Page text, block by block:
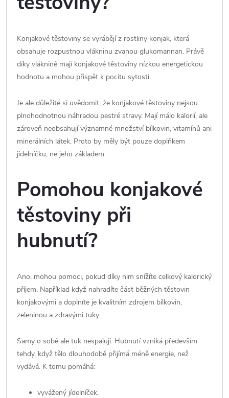
Konjakové těstoviny se vyrábějí z rostliny konjak, která
obsahuje rozpustnou vlákninu zvanou glukomannan. Právě
díky vláknině mají konjakové těstoviny nízkou energetickou
hodnotu a mohou přispět k pocitu sytosti.
Je ale důležité si uvědomit, že konjakové těstoviny nejsou
plnohodnotnou náhradou pestré stravy. Mají málo kalorií, ale
zároveň neobsahují významné množství bílkovin, vitamínů ani
minerálních látek. Proto by měly být pouze doplňkem
jídelníčku, ne jeho základem.
Pomohou konjakové
těstoviny při
hubnutí?
Ano, mohou pomoci, pokud díky nim snížíte celkový kalorický
příjem. Například když nahradíte část běžných těstovin
konjakovými a doplníte je kvalitním zdrojem bílkovin,
zeleninou a zdravými tuky.
Samy o sobě ale tuk nespalují. Hubnutí vzniká především
tehdy, když tělo dlouhodobě přijímá méně energie, než
vydává. K tomu pomáhá:
vyvážený jídelníček,